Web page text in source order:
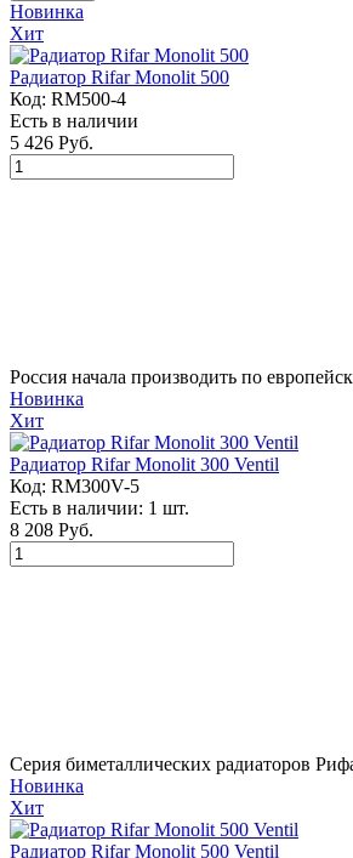
Новинка
Хит
Радиатор Rifar Monolit 500
Код: RM500-4
Есть в наличии
5 426 Руб.
Россия начала производить по
Новинка
Хит
Радиатор Rifar Monolit 300 Ventil
Код: RM300V-5
Есть в наличии: 1 шт.
8 208 Руб.
Серия биметаллических радиаторов
Новинка
Хит
Радиатор Rifar Monolit 500 Ventil